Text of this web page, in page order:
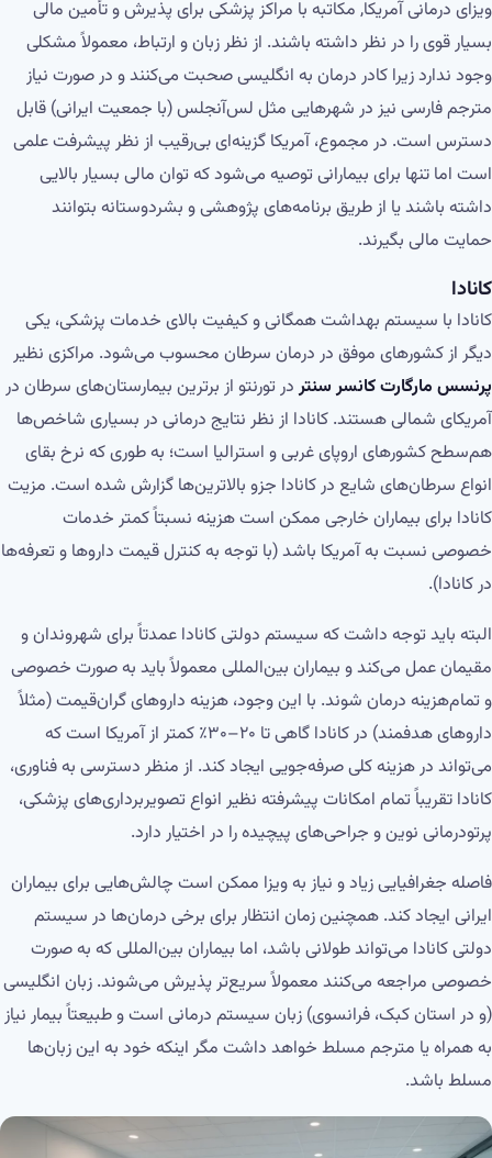
ویزای درمانی آمریکا, مکاتبه با مراکز پزشکی برای پذیرش و تأمین مالی
بسیار قوی را در نظر داشته باشند. از نظر زبان و ارتباط، معمولاً مشکلی
وجود ندارد زیرا کادر درمان به انگلیسی صحبت می‌کنند و در صورت نیاز
مترجم فارسی نیز در شهرهایی مثل لس‌آنجلس (با جمعیت ایرانی) قابل
دسترس است. در مجموع، آمریکا گزینه‌ای بی‌رقیب از نظر پیشرفت علمی
است اما تنها برای بیمارانی توصیه می‌شود که توان مالی بسیار بالایی
داشته باشند یا از طریق برنامه‌های پژوهشی و بشردوستانه بتوانند
حمایت مالی بگیرند.
کانادا
کانادا با سیستم بهداشت همگانی و کیفیت بالای خدمات پزشکی، یکی
دیگر از کشورهای موفق در درمان سرطان محسوب می‌شود. مراکزی نظیر
پرنسس مارگارت کانسر سنتردر تورنتو از برترین بیمارستان‌های سرطان در
آمریکای شمالی هستند. کانادا از نظر نتایج درمانی در بسیاری شاخص‌ها
هم‌سطح کشورهای اروپای غربی و استرالیا است؛ به طوری که نرخ بقای
انواع سرطان‌های شایع در کانادا جزو بالاترین‌ها گزارش شده است. مزیت
کانادا برای بیماران خارجی ممکن است هزینه نسبتاً کمتر خدمات
خصوصی نسبت به آمریکا باشد (با توجه به کنترل قیمت داروها و تعرفه‌ها
در کانادا).
البته باید توجه داشت که سیستم دولتی کانادا عمدتاً برای شهروندان و
مقیمان عمل می‌کند و بیماران بین‌المللی معمولاً باید به صورت خصوصی
و تمام‌هزینه درمان شوند. با این وجود، هزینه داروهای گران‌قیمت (مثلاً
داروهای هدفمند) در کانادا گاهی تا ۲۰–۳۰٪ کمتر از آمریکا است که
می‌تواند در هزینه کلی صرفه‌جویی ایجاد کند. از منظر دسترسی به فناوری،
کانادا تقریباً تمام امکانات پیشرفته نظیر انواع تصویربرداری‌های پزشکی،
پرتودرمانی نوین و جراحی‌های پیچیده را در اختیار دارد.
فاصله جغرافیایی زیاد و نیاز به ویزا ممکن است چالش‌هایی برای بیماران
ایرانی ایجاد کند. همچنین زمان انتظار برای برخی درمان‌ها در سیستم
دولتی کانادا می‌تواند طولانی باشد، اما بیماران بین‌المللی که به صورت
خصوصی مراجعه می‌کنند معمولاً سریع‌تر پذیرش می‌شوند. زبان انگلیسی
(و در استان کبک، فرانسوی) زبان سیستم درمانی است و طبیعتاً بیمار نیاز
به همراه یا مترجم مسلط خواهد داشت مگر اینکه خود به این زبان‌ها
مسلط باشد.